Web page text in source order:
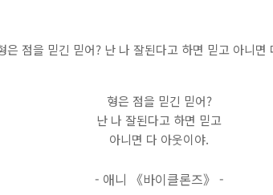
형은 점을 믿긴 믿어?
난 나 잘된다고 하면 믿고
아니면 다 아웃이야.
- 애니 《바이클론즈》 -